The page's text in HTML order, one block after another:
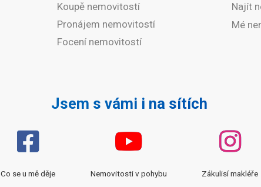
Koupě nemovitostí
Pronájem nemovitostí
Focení nemovitostí
Najít
Mé
Jsem s vámi i na sítích
Co se u mě děje Nemovitosti v pohybu Zákulisí makléře